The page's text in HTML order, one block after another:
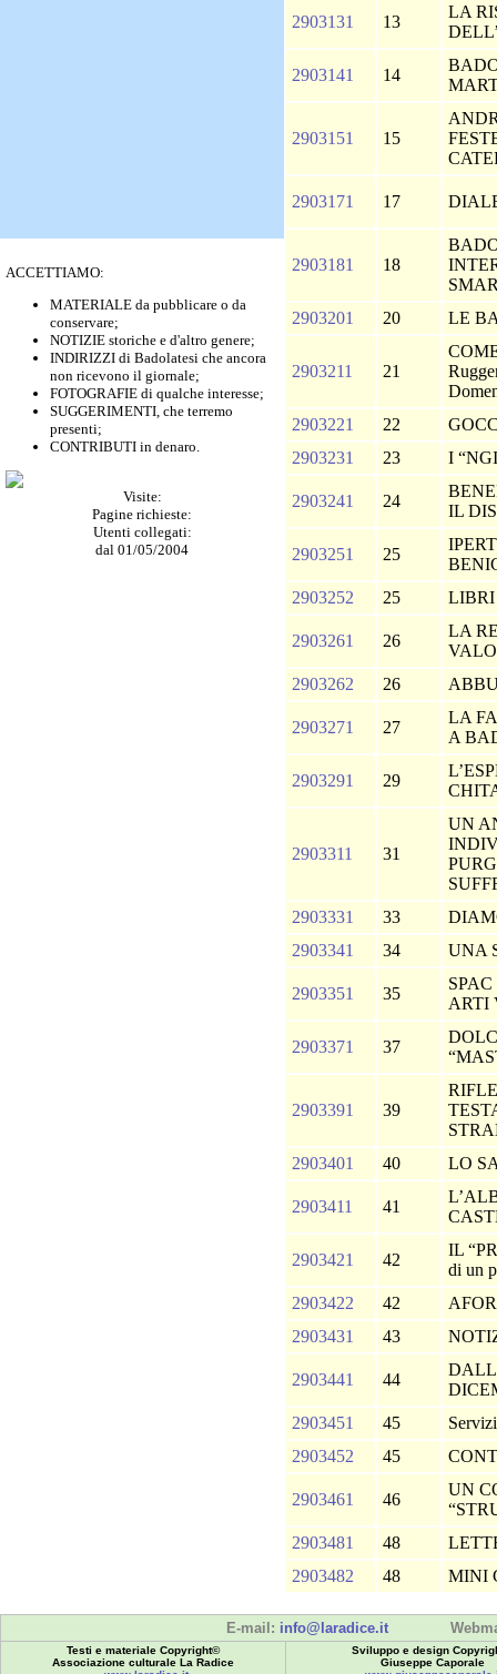
ACCETTIAMO:
MATERIALE da pubblicare o da
conservare;
NOTIZIE storiche e d'altro genere;
INDIRIZZI di Badolatesi che ancora
non ricevono il giornale;
FOTOGRAFIE di qualche interesse;
SUGGERIMENTI, che terremo
presenti;
CONTRIBUTI in denaro.
Visite:
Pagine richieste:
Utenti collegati:
dal 01/05/2004
2903131 13
LA
2903141 14
2903151 15
2903171 17
2903181 18
2903201
20 LE
2903211 21
2903221
22
2903231
23 I
2903241 24
IL
2903251 25
2903252
25
2903261 26
LA
2903262
26
2903271 27
LA
A
2903291 29
2903311 31
UN
2903331
33
2903341
34 UNA
2903351 35
ARTI
2903371 37
2903391 39
2903401
40 LO
2903411 41
2903421 42
IL
di un
2903422
42
2903431
43
2903441 44
2903451
45
2903452
45
2903461 46
UN
2903481
48
2903482
48 MINI
E-mail: info@laradice.it
Testi e materiale Copyright©
Associazione culturale La Radice
Sviluppo e design
Giuseppe Caporale